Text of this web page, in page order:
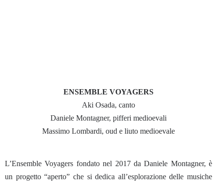
ENSEMBLE VOYAGERS
Aki Osada, canto
Daniele Montagner, pifferi medioevali
Massimo Lombardi, oud e liuto medioevale
L’Ensemble Voyagers fondato nel 2017 da Daniele Montagner, è
un progetto “aperto” che si dedica all’esplorazione delle musiche